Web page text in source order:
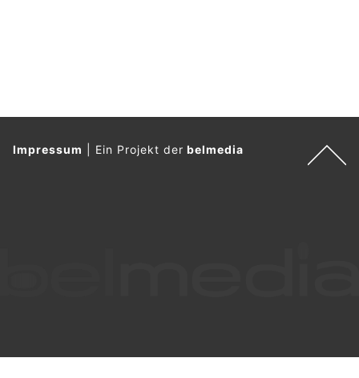
Impressum Ein Projekt derbelmedia